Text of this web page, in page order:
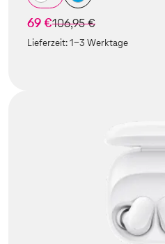
69 €statt
106,95 €
Lieferzeit:1-3 Werktage